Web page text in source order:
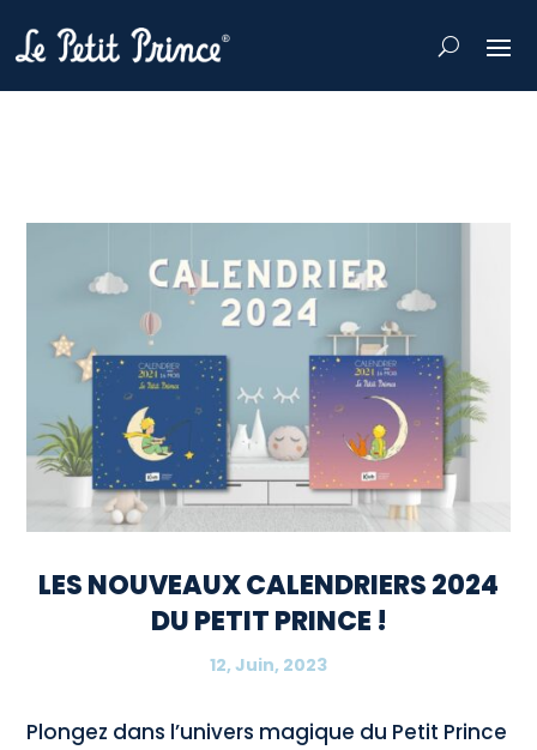
LES NOUVEAUX CALENDRIERS 2024
DU PETIT PRINCE !
12, Juin, 2023
Plongez dans l’univers magique du Petit Prince